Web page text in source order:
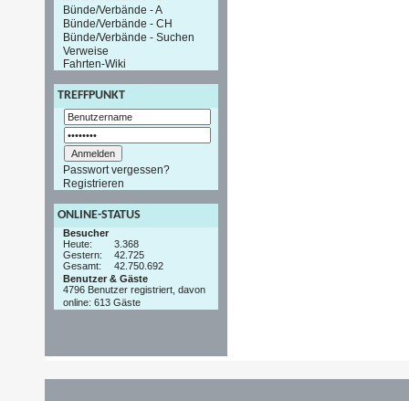
Bünde/Verbände - A
Bünde/Verbände - CH
Bünde/Verbände - Suchen
Verweise
Fahrten-Wiki
TREFFPUNKT
Passwort vergessen?
Registrieren
ONLINE-STATUS
Besucher
Heute:
3.368
Gestern:
42.725
Gesamt:
42.750.692
Benutzer & Gäste
4796 Benutzer registriert, davon
online: 613 Gäste